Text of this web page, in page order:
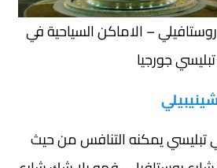
– الاماكن السياحية في
تبليسي جورجيا
تبليسي يمكنه التنافس من حيث